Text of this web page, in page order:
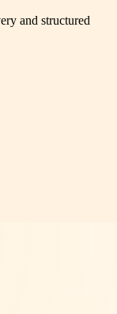
and structured